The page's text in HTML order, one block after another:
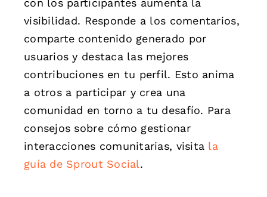
visibilidad. Responde a los comentarios,
comparte contenido generado por
usuarios y destaca las mejores
contribuciones en tu perfil. Esto anima
a otros a participar y crea una
comunidad en torno a tu desafío. Para
consejos sobre cómo gestionar
interacciones comunitarias, visita la
guía de Sprout Social.